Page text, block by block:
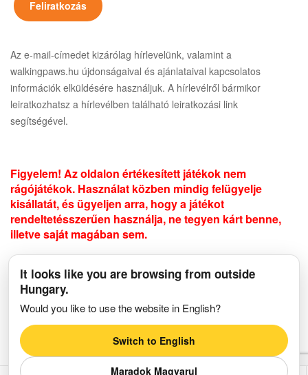
Az e-mail-címedet kizárólag hírlevelünk, valamint a
walkingpaws.hu újdonságaival és ajánlataival kapcsolatos
információk elküldésére használjuk. A hírlevélről bármikor
leiratkozhatsz a hírlevélben található leiratkozási link
segítségével.
Figyelem! Az oldalon értékesített játékok nem
rágójátékok. Használat közben mindig felügyelje
kisállatát, és ügyeljen arra, hogy a játékot
rendeltetésszerűen használja, ne tegyen kárt benne,
illetve saját magában sem.
Minden jog fenntartva © 2026 walkingpaws.hu. A webáruház üzemeltetője:
Olvasni Menő Kft. | Adószám: 25948004-2-13 | Cégjegyzékszám: 13-09-
187200 | Adatvédelmi nyilvántartási azonosító: NAIH-130671/2017
It looks like you are browsing from outside
Hungary.
Would you like to use the website in English?
Switch to English
Maradok Magyarul